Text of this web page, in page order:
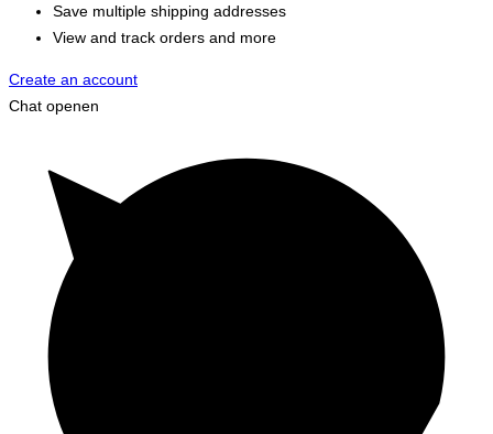
Save multiple shipping addresses
View and track orders and more
Create an account
Chat openen